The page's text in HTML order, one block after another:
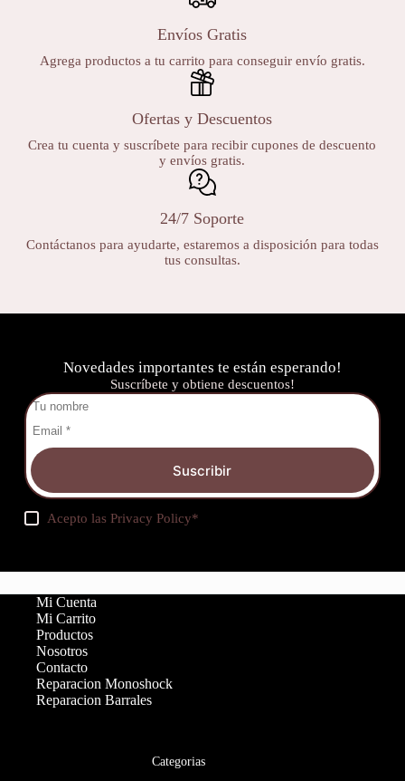
Envíos Gratis
Agrega productos a tu carrito para conseguir envío gratis.
Ofertas y Descuentos
Crea tu cuenta y suscríbete para recibir cupones de descuento
y envíos gratis.
24/7 Soporte
Contáctanos para ayudarte, estaremos a disposición para todas
tus consultas.
Novedades importantes te están esperando!
Suscríbete y obtiene descuentos!
Suscribir
Acepto lasPrivacy Policy*
Mi Cuenta
Mi Carrito
Productos
Nosotros
Contacto
Reparacion Monoshock
Reparacion Barrales
Categorias